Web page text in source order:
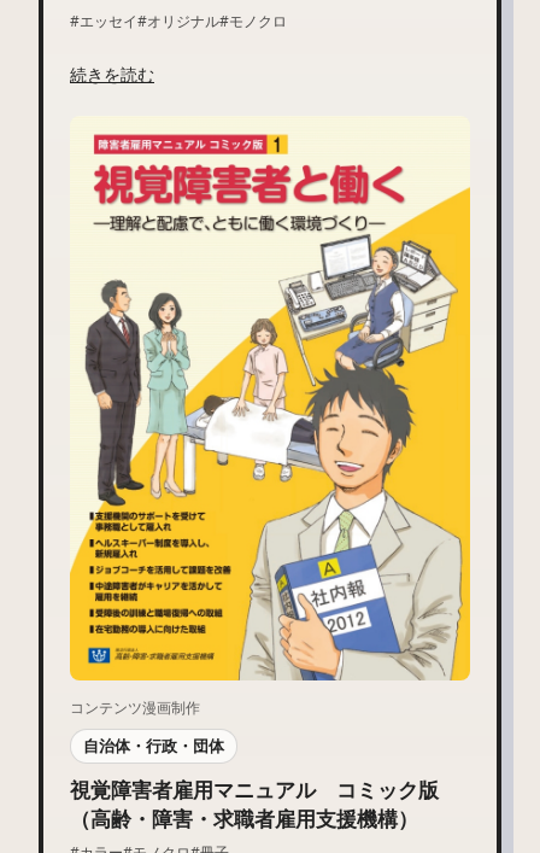
#エッセイ#オリジナル#モノクロ
続きを読む
コンテンツ漫画制作
自治体・行政・団体
視覚障害者雇用マニュアル コミック版
（高齢・障害・求職者雇用支援機構）